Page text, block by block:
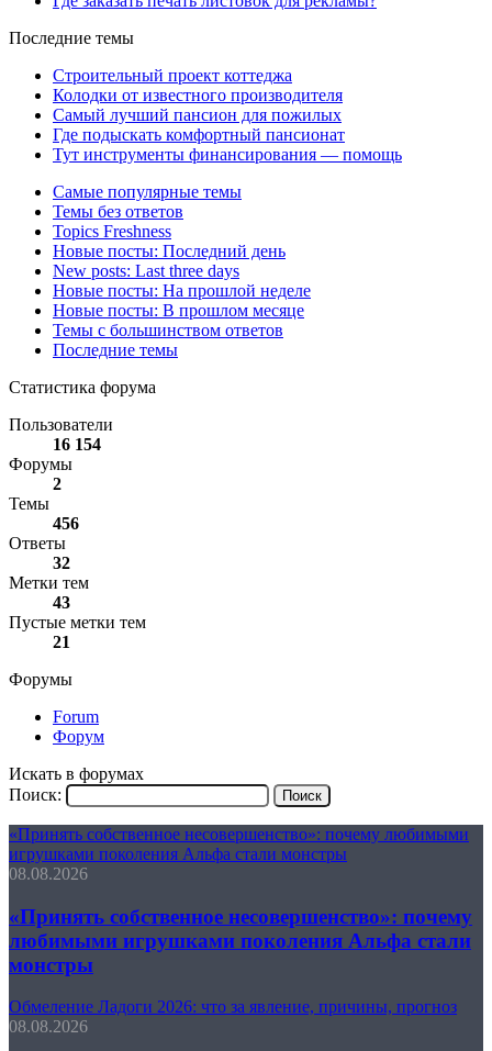
Последние темы
Строительный проект коттеджа
Колодки от известного производителя
Самый лучший пансион для пожилых
Где подыскать комфортный пансионат
Тут инструменты финансирования — помощь
Самые популярные темы
Темы без ответов
Topics Freshness
Новые посты: Последний день
New posts: Last three days
Новые посты: На прошлой неделе
Новые посты: В прошлом месяце
Темы с большинством ответов
Последние темы
Статистика форума
Пользователи
16 154
Форумы
2
Темы
456
Ответы
32
Метки тем
43
Пустые метки тем
21
Форумы
Forum
Форум
Искать в форумах
Поиск:
«Принять собственное несовершенство»: почему любимыми
игрушками поколения Альфа стали монстры
08.08.2026
«Принять собственное несовершенство»: почему
любимыми игрушками поколения Альфа стали
монстры
Обмеление Ладоги 2026: что за явление, причины, прогноз
08.08.2026